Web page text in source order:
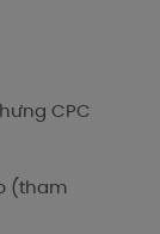
CPC
(tham